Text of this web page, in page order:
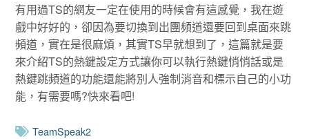
有用過TS的網友一定在使用的時候會有這感覺，我在遊
戲中好好的，卻因為要切換到出團頻道還要回到桌面來跳
頻道，實在是很麻煩，其實TS早就想到了，這篇就是要
來介紹TS的熱鍵設定方式讓你可以執行熱鍵悄悄話或是
熱鍵跳頻道的功能還能將別人強制消音和標示自己的小功
能，有需要嗎?快來看吧!
TeamSpeak2